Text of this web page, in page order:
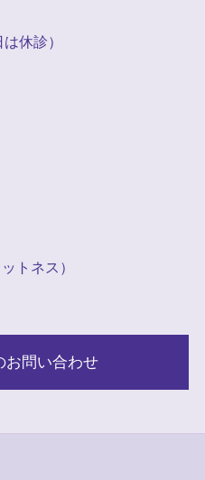
休診）
トネス）
お問い合わせ